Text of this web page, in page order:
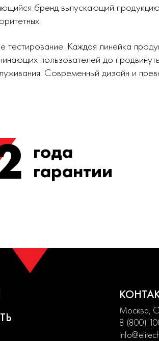
бренд выпускающий
Каждая линейка
пользователей до
Современный дизайн и
года
гарантии
Москва,
8 (800)